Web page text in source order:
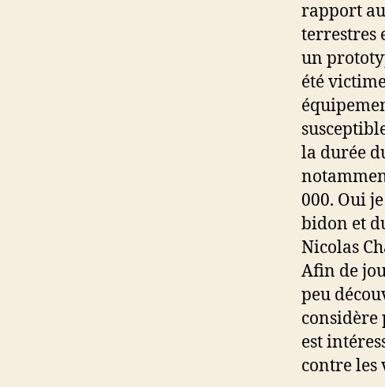
rapport
terrestres
un
été
la durée
000. Oui
bidon et
Nicolas
Afin de
peu
considère
est
contre les